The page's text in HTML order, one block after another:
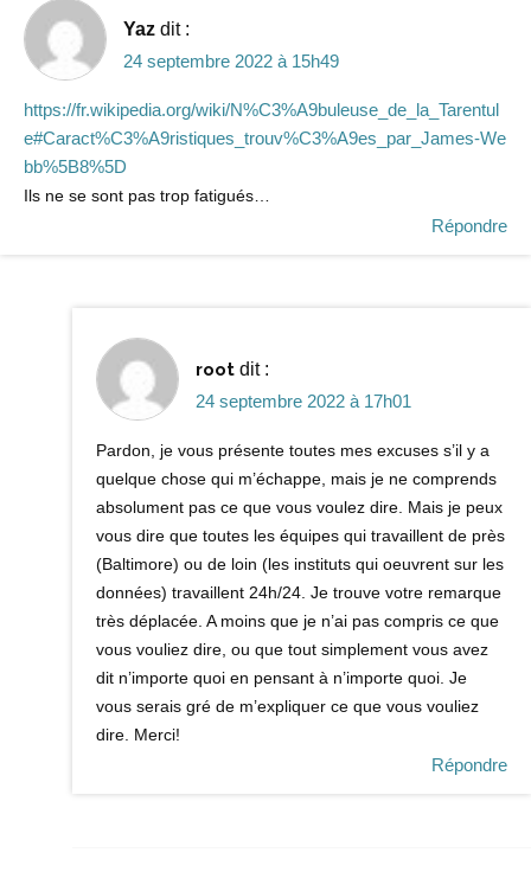
Yaz dit :
24 septembre 2022 à 15h49
https://fr.wikipedia.org/wiki/N%C3%A9buleuse_de_la_Tarentul
e#Caract%C3%A9ristiques_trouv%C3%A9es_par_James-We
bb%5B8%5D
Ils ne se sont pas trop fatigués…
Répondre
root dit :
24 septembre 2022 à 17h01
Pardon, je vous présente toutes mes excuses s’il y a
quelque chose qui m’échappe, mais je ne comprends
absolument pas ce que vous voulez dire. Mais je peux
vous dire que toutes les équipes qui travaillent de près
(Baltimore) ou de loin (les instituts qui oeuvrent sur les
données) travaillent 24h/24. Je trouve votre remarque
très déplacée. A moins que je n’ai pas compris ce que
vous vouliez dire, ou que tout simplement vous avez
dit n’importe quoi en pensant à n’importe quoi. Je
vous serais gré de m’expliquer ce que vous vouliez
dire. Merci!
Répondre